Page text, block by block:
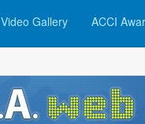
Video Gallery ACCI